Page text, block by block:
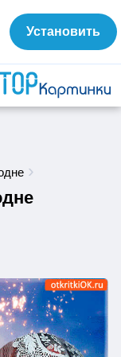
Установить